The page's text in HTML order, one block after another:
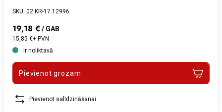
SKU: 02.KR-17.12996
19,18 € / GAB
15,85 €+ PVN
Ir noliktavā
Pievienot grozam
Pievienot salīdzināšanai